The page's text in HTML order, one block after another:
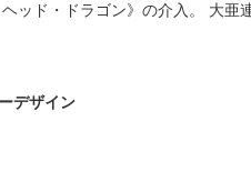
ッド・ドラゴン》の介入。 大亜
デザイン